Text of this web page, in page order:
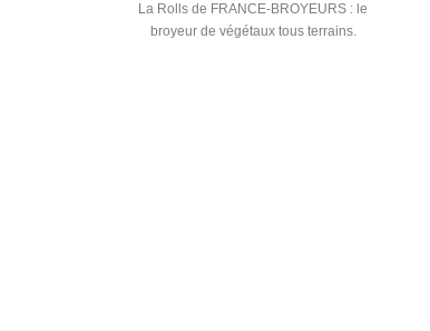
La Rolls de FRANCE-BROYEURS : le
broyeur de végétaux tous terrains.